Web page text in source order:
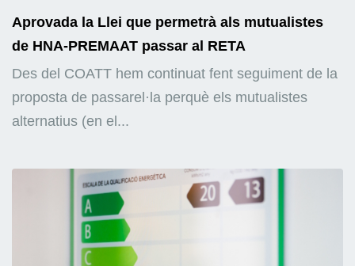
Aprovada la Llei que permetrà als mutualistes
de HNA-PREMAAT passar al RETA
Des del COATT hem continuat fent seguiment de la
proposta de passarel·la perquè els mutualistes
alternatius (en el...